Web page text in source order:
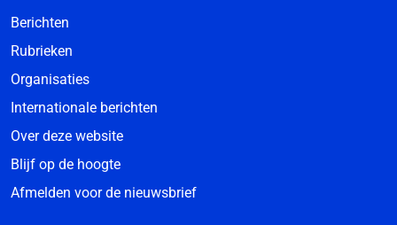
Berichten
Rubrieken
Organisaties
Internationale berichten
Over deze website
Blijf op de hoogte
Afmelden voor de nieuwsbrief